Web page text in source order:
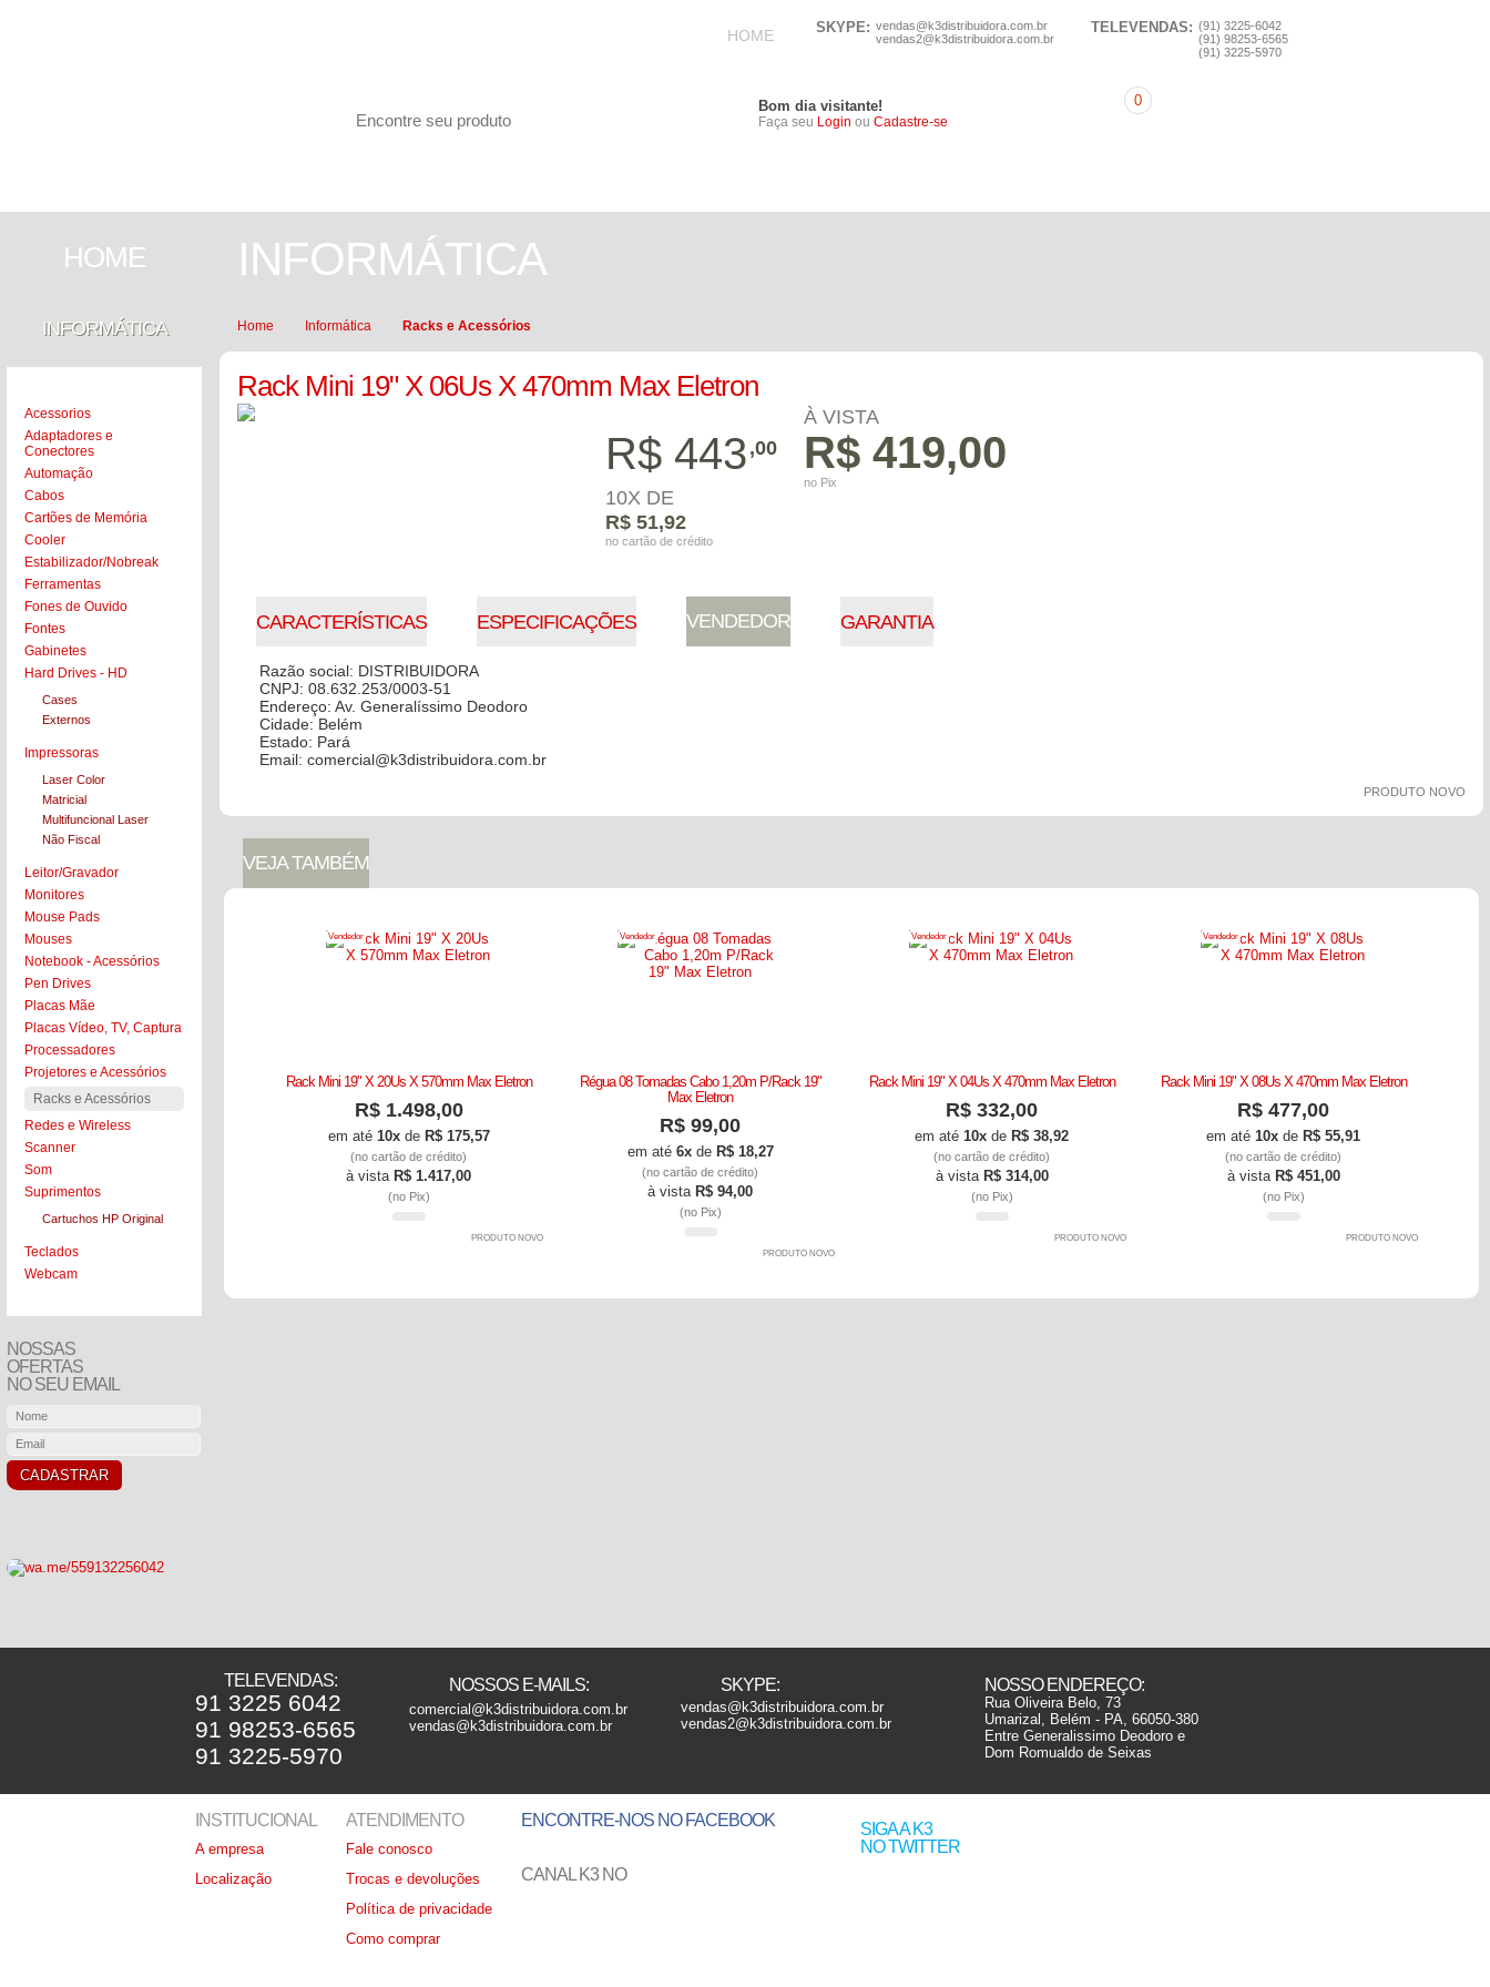
HOME SKYPE: vendas@k3distribuidora.com.br
vendas2@k3distribuidora.com.br
TELEVENDAS: (91) 3225-6042
(91) 98253-6565
(91) 3225-5970
Bom dia visitante!
Faça seu Login ou Cadastre-se
0
HOME
INFORMÁTICA
Acessorios
Adaptadores e
Conectores
Automação
Cabos
Cartões de Memória
Cooler
Estabilizador/Nobreak
Ferramentas
Fones de Ouvido
Fontes
Gabinetes
Hard Drives - HD
Cases
Externos
Impressoras
Laser Color
Matricial
Multifuncional Laser
Não Fiscal
Leitor/Gravador
Monitores
Mouse Pads
Mouses
Notebook - Acessórios
Pen Drives
Placas Mãe
Placas Vídeo, TV, Captura
Processadores
Projetores e Acessórios
Racks e Acessórios
Redes e Wireless
Scanner
Som
Suprimentos
Cartuchos HP Original
Teclados
Webcam
NOSSAS
OFERTAS
NO SEU EMAIL
CADASTRAR
INFORMÁTICA
Home Informática Racks e Acessórios
Rack Mini 19" X 06Us X 470mm Max Eletron
R$ 443 ,00
À VISTA
R$ 419,00
no Pix
10X DE
R$ 51,92
no cartão de crédito
CARACTERÍSTICAS ESPECIFICAÇÕES VENDEDOR GARANTIA
Razão social: DISTRIBUIDORA
CNPJ: 08.632.253/0003-51
Endereço: Av. Generalíssimo Deodoro
Cidade: Belém
Estado: Pará
Email: comercial@k3distribuidora.com.br
PRODUTO NOVO
VEJA TAMBÉM
Vendedor
Rack Mini 19" X 20Us X 570mm Max Eletron
R$ 1.498,00
em até 10xde R$ 175,57
(no cartão de crédito)
à vista R$ 1.417,00
(no Pix)
PRODUTO NOVO
Vendedor
Régua 08 Tomadas Cabo 1,20m P/Rack 19"
Max Eletron
R$ 99,00
em até 6xde R$ 18,27
(no cartão de crédito)
à vista R$ 94,00
(no Pix)
PRODUTO NOVO
Vendedor
Rack Mini 19" X 04Us X 470mm Max Eletron
R$ 332,00
em até 10x de R$ 38,92
(no cartão de crédito)
à vista R$ 314,00
(no Pix)
PRODUTO NOVO
Vendedor
Rack Mini 19" X 08Us X 470mm Max Eletron
R$ 477,00
em até 10x de R$ 55,91
(no cartão de crédito)
à vista R$ 451,00
(no Pix)
PRODUTO NOVO
TELEVENDAS:
91 3225 6042
91 98253-6565
91 3225-5970
NOSSOS E-MAILS:
comercial@k3distribuidora.com.br
vendas@k3distribuidora.com.br
SKYPE:
vendas@k3distribuidora.com.br
vendas2@k3distribuidora.com.br
NOSSO ENDEREÇO:
Rua Oliveira Belo, 73
Umarizal, Belém - PA, 66050-380
Entre Generalissimo Deodoro e
Dom Romualdo de Seixas
INSTITUCIONAL
A empresa
Localização
ATENDIMENTO
Fale conosco
Trocas e devoluções
Política de privacidade
Como comprar
SIGA A K3
NO TWITTER
ENCONTRE-NOS NO FACEBOOK
CANAL K3 NO